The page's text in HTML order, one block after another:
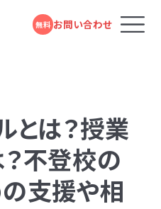
無料 お問い合わせ
とは？授業
不登校の
支援や相